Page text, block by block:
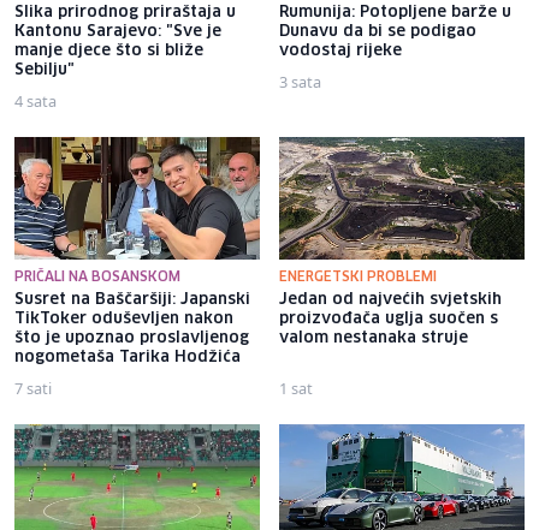
Slika prirodnog priraštaja u
Kantonu Sarajevo: "Sve je
manje djece što si bliže
Sebilju"
4 sata
Rumunija: Potopljene barže u
Dunavu da bi se podigao
vodostaj rijeke
3 sata
PRIČALI NA BOSANSKOM
Susret na Baščaršiji: Japanski
TikToker oduševljen nakon
što je upoznao proslavljenog
nogometaša Tarika Hodžića
7 sati
ENERGETSKI PROBLEMI
Jedan od najvećih svjetskih
proizvođača uglja suočen s
valom nestanaka struje
1 sat